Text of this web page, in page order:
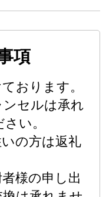
項
おります。
ンセルは承れ
い。
いの方は返礼
様の申し出